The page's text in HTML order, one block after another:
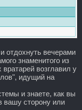
отдохнуть вечерами
знаменитого из
возглавил у
идущий на
и знаете, как вы
вашу сторону или